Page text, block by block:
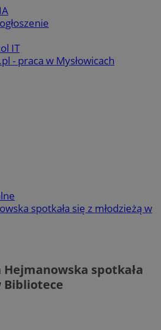
IT
- praca w Mysłowicach
spotkała się z młodzieżą w
Hejmanowska spotkała
Bibliotece